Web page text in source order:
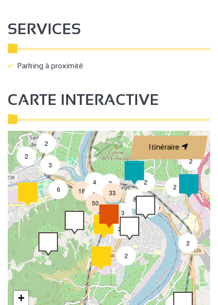
SERVICES
Parking à proximité
CARTE INTERACTIVE
Itinéraire
2
2
2
2
2
2
2
8
2
3
6
4
4
18
7
3
50
33
+